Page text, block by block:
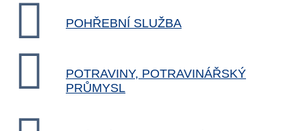
POHŘEBNÍ SLUŽBA
POTRAVINY, POTRAVINÁŘSKÝ
PRŮMYSL